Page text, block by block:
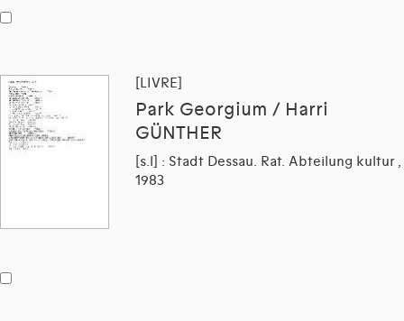
[LIVRE]
Park Georgium / Harri
GÜNTHER
[s.l] : Stadt Dessau. Rat. Abteilung kultur ,
1983